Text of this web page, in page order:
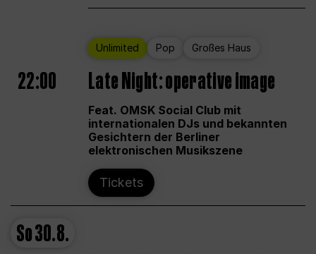
Unlimited Pop Großes Haus
22:00 Late Night: operative image
Feat. OMSK Social Club mit
internationalen DJs und bekannten
Gesichtern der Berliner
elektronischen Musikszene
Tickets
So30.8.